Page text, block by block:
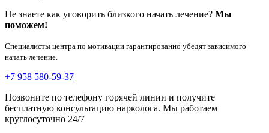
Не знаете как уговорить близкого начать лечение? Мы
поможем!
Специалисты центра по мотивации гарантированно убедят зависимого
начать лечение.
+7 958 580-59-37
Позвоните по телефону горячей линии и получите
бесплатную консультацию нарколога. Мы работаем
круглосуточно 24/7